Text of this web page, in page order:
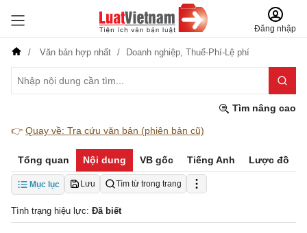
Đăng nhập
Văn bản hợp nhất Doanh nghiệp, Thuế-Phí-Lệ phí
Tìm nâng cao
👉 Quay về: Tra cứu văn bản (phiên bản cũ)
Tổng quan Nội dung VB gốc Tiếng Anh Lược đồ
Mục lục Lưu Tìm từ trong trang
Tình trạng hiệu lực: Đã biết